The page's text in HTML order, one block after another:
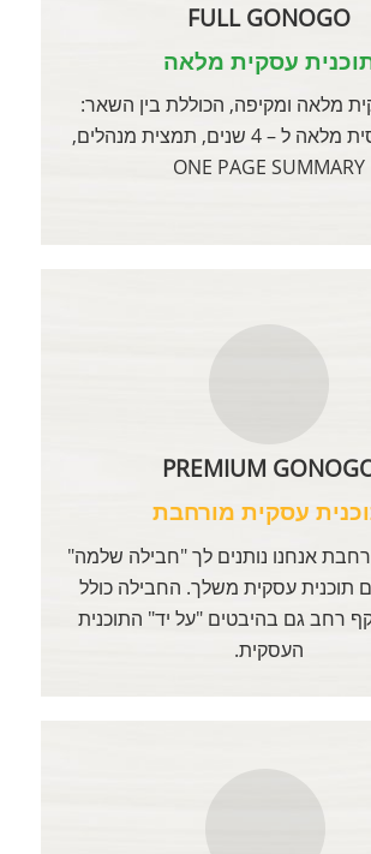
FULL GONOGO
עסקית מלאה
מלאה ומקיפה, הכוללת בין השאר:
תוכנית פיננסית מלאה ל – 4 שנים, תמצית מנהלים,
ONE PAGE SUMMARY
PREMIUM
עסקית מורחבת
אנחנו נותנים לך "חבילה שלמה"
תוכנית עסקית משלך. החבילה כולל
רחב גם בהיבטים "על יד" התוכנית
העסקית.